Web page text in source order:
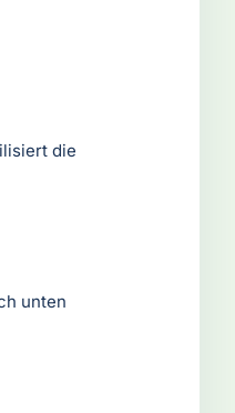
die
unten